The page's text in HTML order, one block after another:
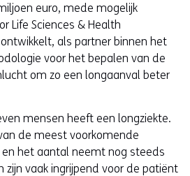
euro, mede mogelijk
Life Sciences & Health
als partner binnen het
voor het bepalen van de
om zo een longaanval beter
mensen heeft een longziekte.
de meest voorkomende
en het aantal neemt nog steeds
zijn vaak ingrijpend voor de patiënt